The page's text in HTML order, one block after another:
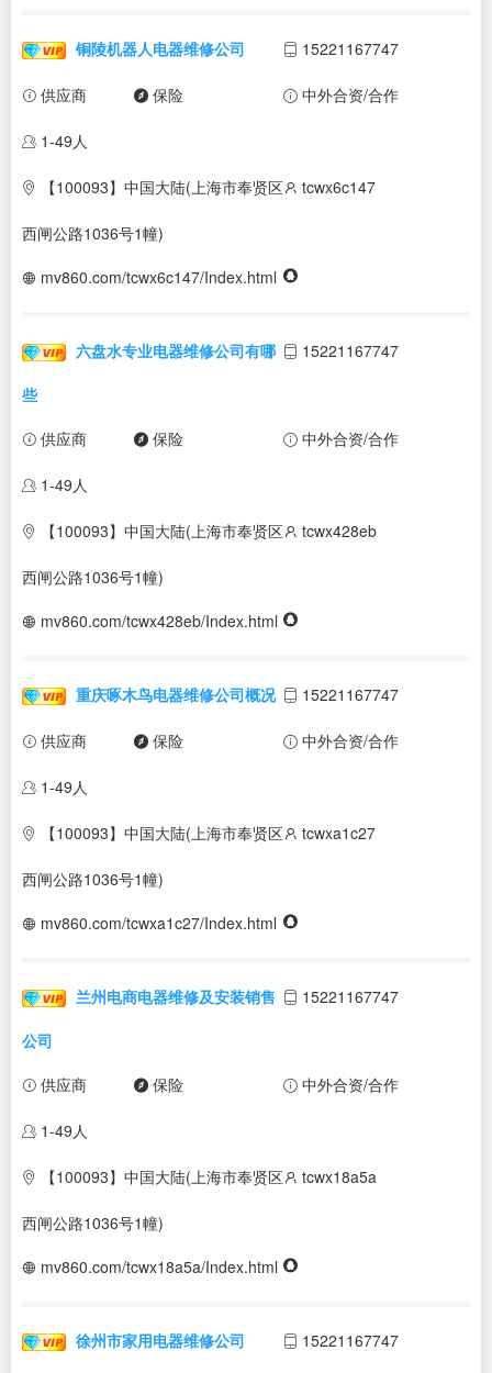
铜陵机器人电器维修公司 15221167747
供应商 保险 中外合资/合作
1-49人
【100093】中国大陆(上海市奉贤区
西闸公路1036号1幢)
tcwx6c147
mv860.com/tcwx6c147/Index.html
六盘水专业电器维修公司有哪
些
15221167747
供应商 保险 中外合资/合作
1-49人
【100093】中国大陆(上海市奉贤区
西闸公路1036号1幢)
tcwx428eb
mv860.com/tcwx428eb/Index.html
重庆啄木鸟电器维修公司概况 15221167747
供应商 保险 中外合资/合作
1-49人
【100093】中国大陆(上海市奉贤区
西闸公路1036号1幢)
tcwxa1c27
mv860.com/tcwxa1c27/Index.html
兰州电商电器维修及安装销售
公司
15221167747
供应商 保险 中外合资/合作
1-49人
【100093】中国大陆(上海市奉贤区
西闸公路1036号1幢)
tcwx18a5a
mv860.com/tcwx18a5a/Index.html
徐州市家用电器维修公司 15221167747